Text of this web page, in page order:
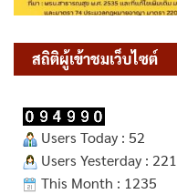
สถิติผู้เข้าชมเว็บไซต์
Users Today : 52
Users Yesterday : 221
This Month : 1235